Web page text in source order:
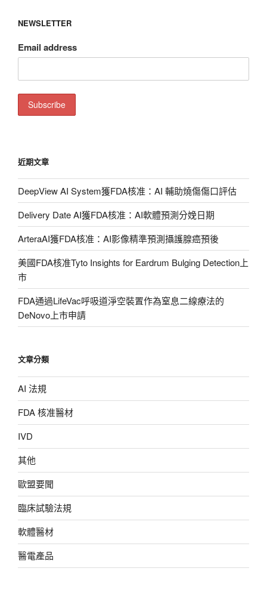
字:
NEWSLETTER
Email address
近期文章
DeepView AI System獲FDA核准：AI 輔助燒傷傷口評估
Delivery Date AI獲FDA核准：AI軟體預測分娩日期
ArteraAI獲FDA核准：AI影像精準預測攝護腺癌預後
美國FDA核准Tyto Insights for Eardrum Bulging Detection上
市
FDA通過LifeVac呼吸道淨空裝置作為窒息二線療法的
DeNovo上市申請
文章分類
AI 法規
FDA 核准醫材
IVD
其他
歐盟要聞
臨床試驗法規
軟體醫材
醫電產品